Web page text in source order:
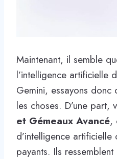
Maintenant, il semble
l’intelligence artificielle
Gemini, essayons
les choses. D’une part,
et Gémeaux Avancé,
d’intelligence
payants. Ils